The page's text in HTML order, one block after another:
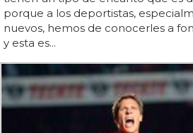
porque a los deportistas,
nuevos, hemos de conocerles a
y esta es...